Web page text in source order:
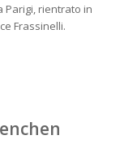
Parigi, rientrato in
Frassinelli.